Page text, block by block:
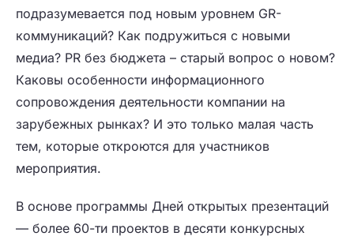
подразумевается под новым уровнем GR-
коммуникаций? Как подружиться с новыми
медиа? PR без бюджета – старый вопрос о новом?
Каковы особенности информационного
сопровождения деятельности компании на
зарубежных рынках? И это только малая часть
тем, которые откроются для участников
мероприятия.
В основе программы Дней открытых презентаций
— более 60-ти проектов в десяти конкурсных